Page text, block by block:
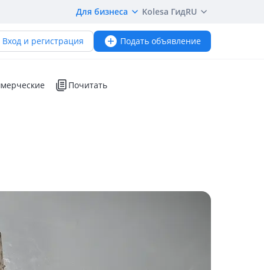
Для бизнеса Kolesa ГидRU
Вход и регистрация Подать объявление
Почитать